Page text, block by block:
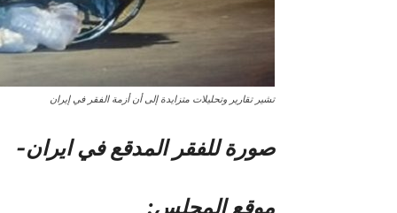
تشير تقارير وتحليلات متزايدة إلى أن أزمة الفقر في إيران
صورة للفقر المدقع في ایران-
موقع المجلس: